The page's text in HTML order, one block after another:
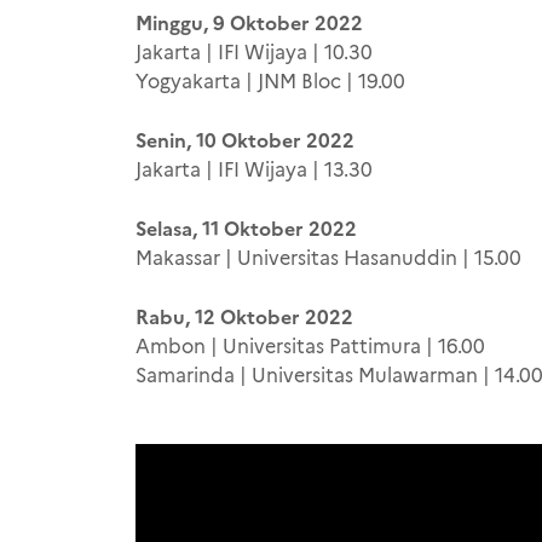
Minggu, 9 Oktober 2022
Jakarta | IFI Wijaya | 10.30
Yogyakarta | JNM Bloc | 19.00
Senin, 10 Oktober 2022
Jakarta | IFI Wijaya | 13.30
Selasa, 11 Oktober 2022
Makassar | Universitas Hasanuddin | 15.00
Rabu, 12 Oktober 2022
Ambon | Universitas Pattimura | 16.00
Samarinda | Universitas Mulawarman | 14.00